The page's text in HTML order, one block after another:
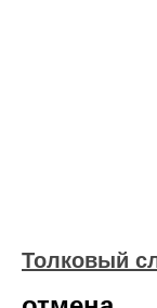
Толковый